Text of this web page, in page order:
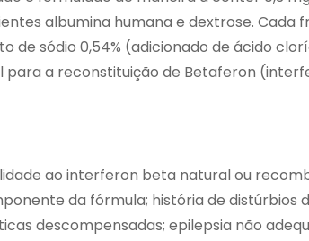
albumina humana e dextrose. Cada
de sódio 0,54% (adicionado de ácido
para a reconstituição de Betaferon
ao interferon beta natural ou
da fórmula; história de distúrbios
descompensadas; epilepsia não